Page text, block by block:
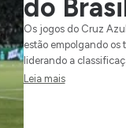
do
Os jogos do Cruz
estão empolgando os
liderando a
Leia mais